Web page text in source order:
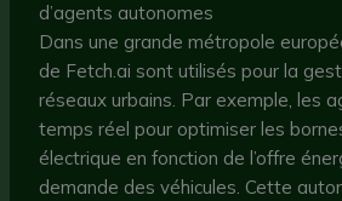
d’agents autonomes
Dans une grande métropole
de Fetch.ai sont utilisés pour la
réseaux urbains. Par exemple, les
temps réel pour optimiser les
électrique en fonction de l’offre
demande des véhicules. Cette